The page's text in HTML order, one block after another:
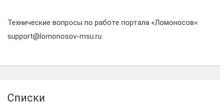
Технические вопросы по работе портала «Ломоносов»:
support@lomonosov-msu.ru
Списки